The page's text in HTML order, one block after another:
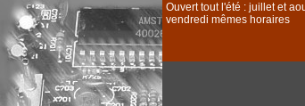
Ouvert tout l'été : juillet et
vendredi mêmes horaires